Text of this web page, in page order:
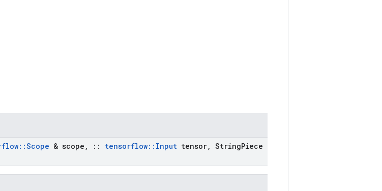
::Scope & scope , :: tensorflow:: Input tensor, StringPiece